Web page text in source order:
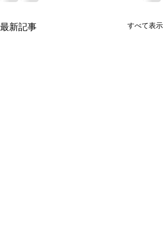
最新記事 すべて表示